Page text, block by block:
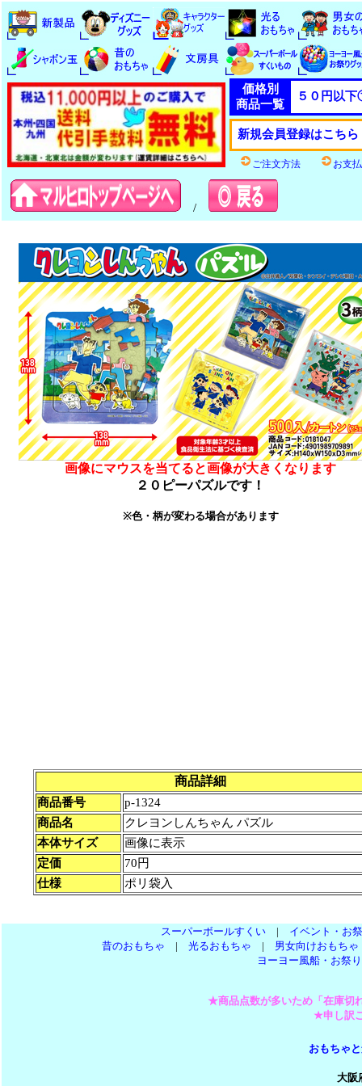
価格別
商品一覧
５０円以
新規会員登録はこちら
ご注文方法 お支
/
画像にマウスを当てると画像が大きくなります
２０ピーパズルです！
※色・柄が変わる場合があります
商品詳細
商品番号
p-1324
商品名
クレヨンしんちゃん パズル
本体サイズ
画像に表示
定価
70円
仕様
ポリ袋入
スーパーボールすくい | イベント・お
昔のおもちゃ | 光るおもちゃ | 男女向けおもちゃ
ヨーヨー風船・お祭り
★商品点数が多いため「在庫切
★申し訳
おもちゃ
大阪